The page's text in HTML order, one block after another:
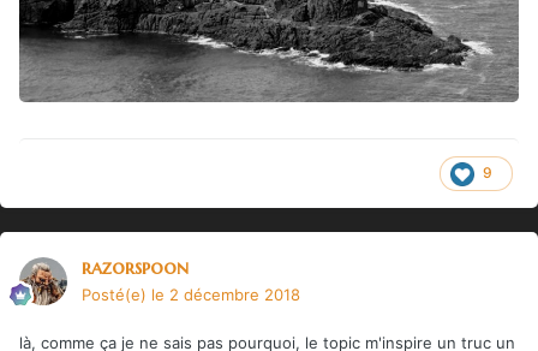
9
razorspoon
Posté(e) le 2 décembre 2018
là, comme ça je ne sais pas pourquoi, le topic m'inspire un truc un